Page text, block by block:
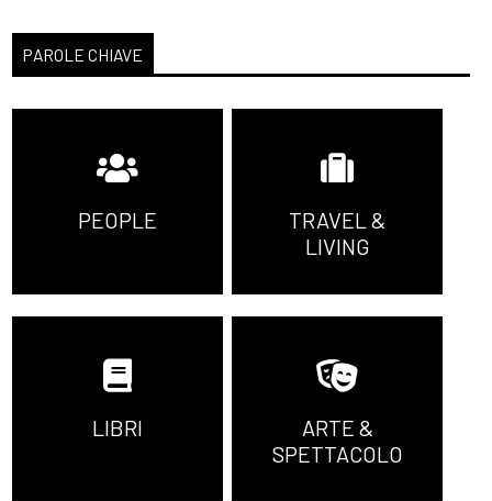
PAROLE CHIAVE
PEOPLE
TRAVEL &
LIVING
LIBRI
ARTE &
SPETTACOLO